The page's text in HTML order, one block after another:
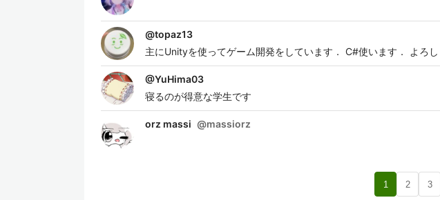
@topaz13
主にUnityを使ってゲーム開発をしています． C#使います． よろし
@YuHima03
寝るのが得意な学生です
orz massi @massiorz
1 2 3